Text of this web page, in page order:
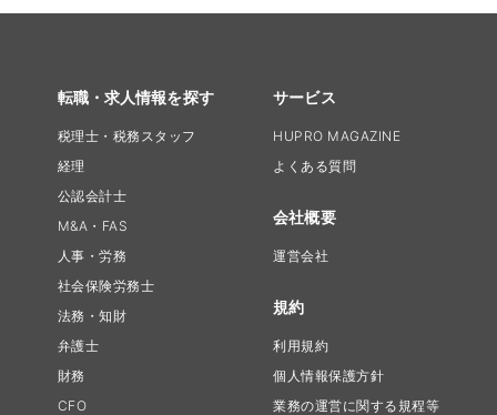
転職・求人情報を探す
税理士・税務スタッフ
経理
公認会計士
M&A・FAS
人事・労務
社会保険労務士
法務・知財
弁護士
財務
CFO
サービス
HUPRO MAGAZINE
よくある質問
会社概要
運営会社
規約
利用規約
個人情報保護方針
業務の運営に関する規程等